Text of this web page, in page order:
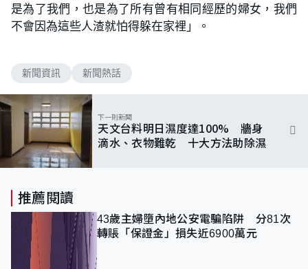
是為了我們，也是為了所有曾有相同經歷的婦女，我們
不會因為這些人渣就怕得躲在家裡」。
新聞資訊 新聞熱話
下一則新聞
天文台料明日濕度達100% 牆身
滴水、衣物難乾 十大方法助除濕
推薦閱讀
43歲主婦墮內地公安電騙陷阱 分81次
轉賬「保證金」損失近6900萬元